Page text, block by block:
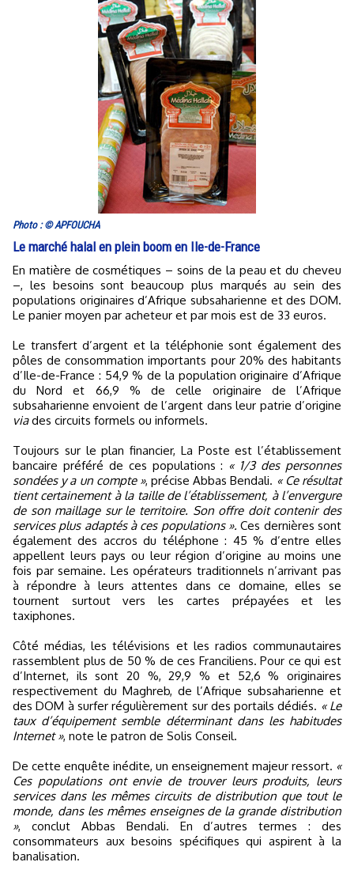
Photo : © APFOUCHA
Le marché halal en plein boom en Ile-de-France
En matière de cosmétiques – soins de la peau et du cheveu
–, les besoins sont beaucoup plus marqués au sein des
populations originaires d’Afrique subsaharienne et des DOM.
Le panier moyen par acheteur et par mois est de 33 euros.
Le transfert d’argent et la téléphonie sont également des
pôles de consommation importants pour 20% des habitants
d’Ile-de-France : 54,9 % de la population originaire d’Afrique
du Nord et 66,9 % de celle originaire de l’Afrique
subsaharienne envoient de l’argent dans leur patrie d’origine
viades circuits formels ou informels.
Toujours sur le plan financier, La Poste est l’établissement
bancaire préféré de ces populations : « 1/3 des personnes
sondées y a un compte », précise Abbas Bendali. « Ce résultat
tient certainement à la taille de l’établissement, à l’envergure
de son maillage sur le territoire. Son offre doit contenir des
services plus adaptés à ces populations ». Ces dernières sont
également des accros du téléphone : 45 % d’entre elles
appellent leurs pays ou leur région d’origine au moins une
fois par semaine. Les opérateurs traditionnels n’arrivant pas
à répondre à leurs attentes dans ce domaine, elles se
tournent surtout vers les cartes prépayées et les
taxiphones.
Côté médias, les télévisions et les radios communautaires
rassemblent plus de 50 % de ces Franciliens. Pour ce qui est
d’Internet, ils sont 20 %, 29,9 % et 52,6 % originaires
respectivement du Maghreb, de l’Afrique subsaharienne et
des DOM à surfer régulièrement sur des portails dédiés. « Le
taux d’équipement semble déterminant dans les habitudes
Internet », note le patron de Solis Conseil.
De cette enquête inédite, un enseignement majeur ressort. «
Ces populations ont envie de trouver leurs produits, leurs
services dans les mêmes circuits de distribution que tout le
monde, dans les mêmes enseignes de la grande distribution
», conclut Abbas Bendali. En d’autres termes : des
consommateurs aux besoins spécifiques qui aspirent à la
banalisation.